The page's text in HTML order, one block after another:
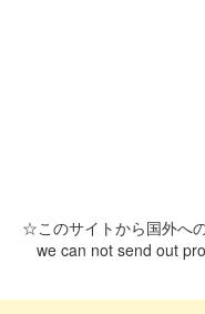
☆このサイトから国外へ
we can not send out